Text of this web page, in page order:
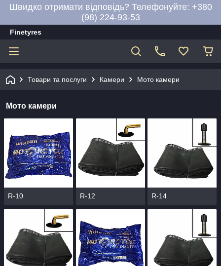
Швидко отримати відповідь? Телефонуйте: +380
(98) 224-93-53
Finetyres
Товари та послуги Камери Мото камери
Мото камери
R-10 R-12 R-14